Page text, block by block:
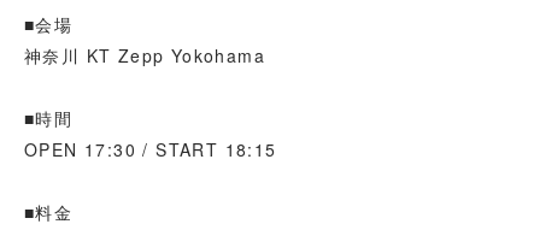
■会場
神奈川 KT Zepp Yokohama
■時間
OPEN 17:30 / START 18:15
■料金